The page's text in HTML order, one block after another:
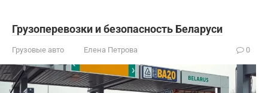
Грузоперевозки и безопасность Беларуси
Грузовые авто Елена Петрова 0